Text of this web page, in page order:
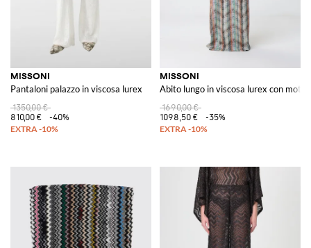
MISSONI
Pantaloni palazzo in viscosa lurex
1350,00 €
810,00 €
-40%
MISSONI
Abito lungo in viscosa lurex con
1690,00 €
1098,50 €
-35%